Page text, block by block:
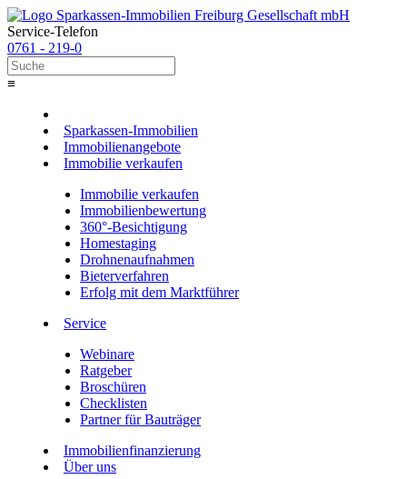
Service-Telefon
0761 - 219-0
≡
Sparkassen-Immobilien
Immobilienangebote
Immobilie verkaufen
Immobilie verkaufen
Immobilienbewertung
360°-Besichtigung
Homestaging
Drohnenaufnahmen
Bieterverfahren
Erfolg mit dem Marktführer
Service
Webinare
Ratgeber
Broschüren
Checklisten
Partner für Bauträger
Immobilienfinanzierung
Über uns